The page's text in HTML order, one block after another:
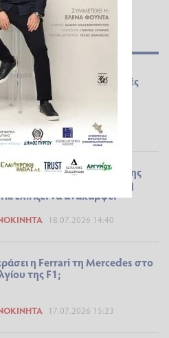
ΆΡΘΡΑ
1: Πού θα δείτε τις δοκιμές
για το GP Ουγγαρίας
25.07.2026 10:04
1 Το ατυχές πείραμα της
στο FP2 του Σπα και πώς η
ελπίζει να ανακάμψει
18.07.2026 14:40
η Ferrari τη Mercedes στο
της F1;
17.07.2026 15:23